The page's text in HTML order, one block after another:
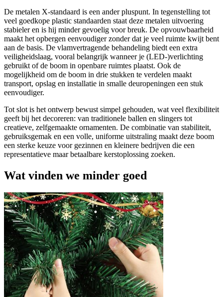
De metalen X-standaard is een ander pluspunt. In tegenstelling tot
veel goedkope plastic standaarden staat deze metalen uitvoering
stabieler en is hij minder gevoelig voor breuk. De opvouwbaarheid
maakt het opbergen eenvoudiger zonder dat je veel ruimte kwijt bent
aan de basis. De vlamvertragende behandeling biedt een extra
veiligheidslaag, vooral belangrijk wanneer je (LED-)verlichting
gebruikt of de boom in openbare ruimtes plaatst. Ook de
mogelijkheid om de boom in drie stukken te verdelen maakt
transport, opslag en installatie in smalle deuropeningen een stuk
eenvoudiger.
Tot slot is het ontwerp bewust simpel gehouden, wat veel flexibiliteit
geeft bij het decoreren: van traditionele ballen en slingers tot
creatieve, zelfgemaakte ornamenten. De combinatie van stabiliteit,
gebruiksgemak en een volle, uniforme uitstraling maakt deze boom
een sterke keuze voor gezinnen en kleinere bedrijven die een
representatieve maar betaalbare kerstoplossing zoeken.
Wat vinden we minder goed